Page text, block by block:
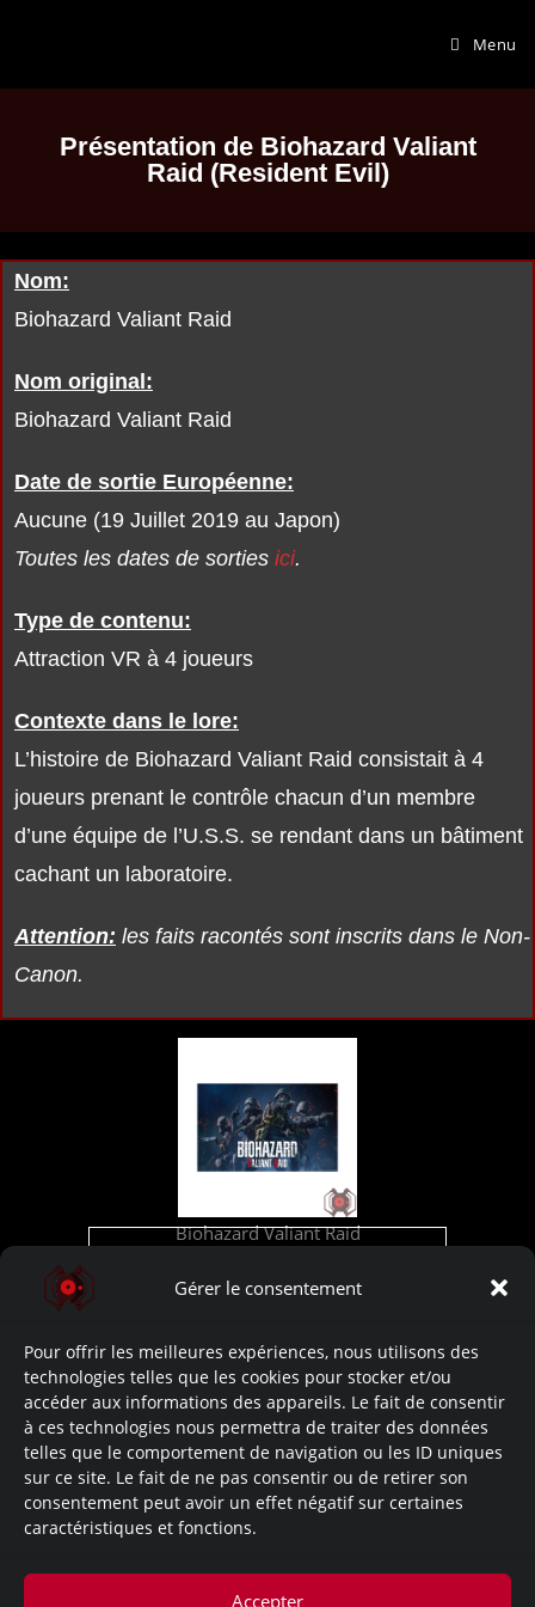
Gérer le consentement
Pour offrir les meilleures expériences, nous utilisons des
technologies telles que les cookies pour stocker et/ou
accéder aux informations des appareils. Le fait de consentir
à ces technologies nous permettra de traiter des données
telles que le comportement de navigation ou les ID uniques
sur ce site. Le fait de ne pas consentir ou de retirer son
consentement peut avoir un effet négatif sur certaines
caractéristiques et fonctions.
Accepter
Menu
Présentation de Biohazard Valiant
Raid (Resident Evil)
Nom:
Biohazard Valiant Raid
Nom original:
Biohazard Valiant Raid
Date de sortie Européenne:
Aucune (19 Juillet 2019 au Japon)
Toutes les dates de sorties ici.
Type de contenu:
Attraction VR à 4 joueurs
Contexte dans le lore:
L’histoire de Biohazard Valiant Raid consistait à 4
joueurs prenant le contrôle chacun d’un membre
d’une équipe de l’U.S.S. se rendant dans un bâtiment
cachant un laboratoire.
Attention: les faits racontés sont inscrits dans le Non-
Canon.
Biohazard Valiant Raid
Cliquez pour accepter les cookies
marketing et activer ce contenu
Liens de l’œuvre:
Développement: (Site)
Let’s Watch: (Youtube)
Lore: (Site)
Documents: No Data.